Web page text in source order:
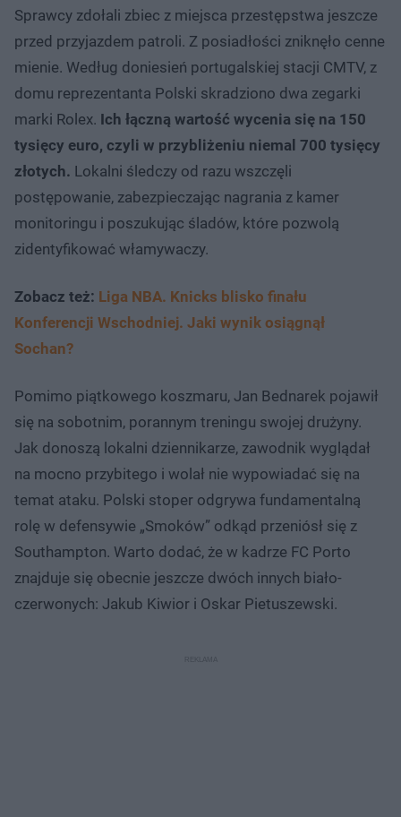
Sprawcy zdołali zbiec z miejsca przestępstwa jeszcze
przed przyjazdem patroli. Z posiadłości zniknęło cenne
mienie. Według doniesień portugalskiej stacji CMTV, z
domu reprezentanta Polski skradziono dwa zegarki
marki Rolex. Ich łączną wartość wycenia się na 150
tysięcy euro, czyli w przybliżeniu niemal 700 tysięcy
złotych. Lokalni śledczy od razu wszczęli
postępowanie, zabezpieczając nagrania z kamer
monitoringu i poszukując śladów, które pozwolą
zidentyfikować włamywaczy.
Zobacz też: Liga NBA. Knicks blisko finału
Konferencji Wschodniej. Jaki wynik osiągnął
Sochan?
Pomimo piątkowego koszmaru, Jan Bednarek pojawił
się na sobotnim, porannym treningu swojej drużyny.
Jak donoszą lokalni dziennikarze, zawodnik wyglądał
na mocno przybitego i wolał nie wypowiadać się na
temat ataku. Polski stoper odgrywa fundamentalną
rolę w defensywie „Smoków” odkąd przeniósł się z
Southampton. Warto dodać, że w kadrze FC Porto
znajduje się obecnie jeszcze dwóch innych biało-
czerwonych: Jakub Kiwior i Oskar Pietuszewski.